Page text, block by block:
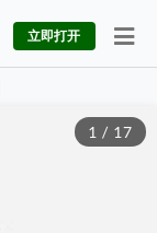
立即打开
1 / 17